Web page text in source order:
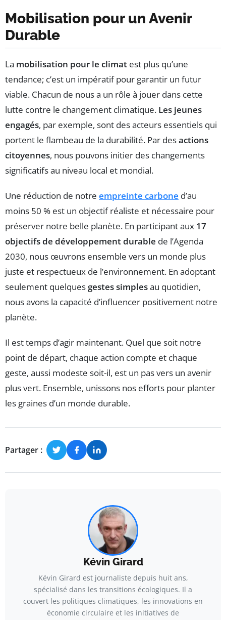
Mobilisation pour un Avenir
Durable
La mobilisation pour le climat est plus qu’une
tendance; c’est un impératif pour garantir un futur
viable. Chacun de nous a un rôle à jouer dans cette
lutte contre le changement climatique. Les jeunes
engagés, par exemple, sont des acteurs essentiels qui
portent le flambeau de la durabilité. Par desactions
citoyennes, nous pouvons initier des changements
significatifs au niveau local et mondial.
Une réduction de notre empreinte carbone d’au
moins 50 % est un objectif réaliste et nécessaire pour
préserver notre belle planète. En participant aux 17
objectifs de développement durable de l’Agenda
2030, nous œuvrons ensemble vers un monde plus
juste et respectueux de l’environnement. En adoptant
seulement quelques gestes simplesau quotidien,
nous avons la capacité d’influencer positivement notre
planète.
Il est temps d’agir maintenant. Quel que soit notre
point de départ, chaque action compte et chaque
geste, aussi modeste soit-il, est un pas vers un avenir
plus vert. Ensemble, unissons nos efforts pour planter
les graines d’un monde durable.
Partager :
Kévin Girard
Kévin Girard est journaliste depuis huit ans,
spécialisé dans les transitions écologiques. Il a
couvert les politiques climatiques, les innovations en
économie circulaire et les initiatives de